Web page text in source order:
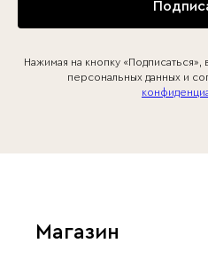
Нажимая на кнопку
персональных данных и
Магазин